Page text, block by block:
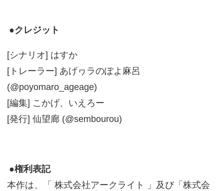
●クレジット
[シナリオ] はすか
[トレーラー] あげヮラのぽよ麻呂
(@poyomaro_ageage)
[編集] こかげ、いえろー
[発行] 仙望廊 (@sembourou)
●権利表記
本作は、「 株式会社アークライト 」及び「株式会